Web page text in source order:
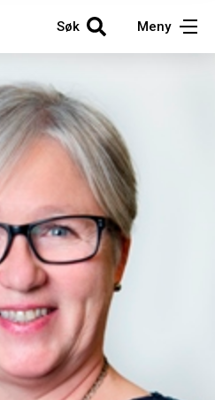
Søk Meny